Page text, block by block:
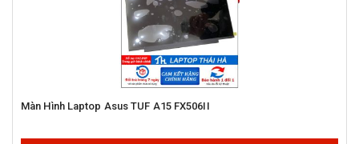
Màn Hình Laptop Asus TUF A15 FX506II